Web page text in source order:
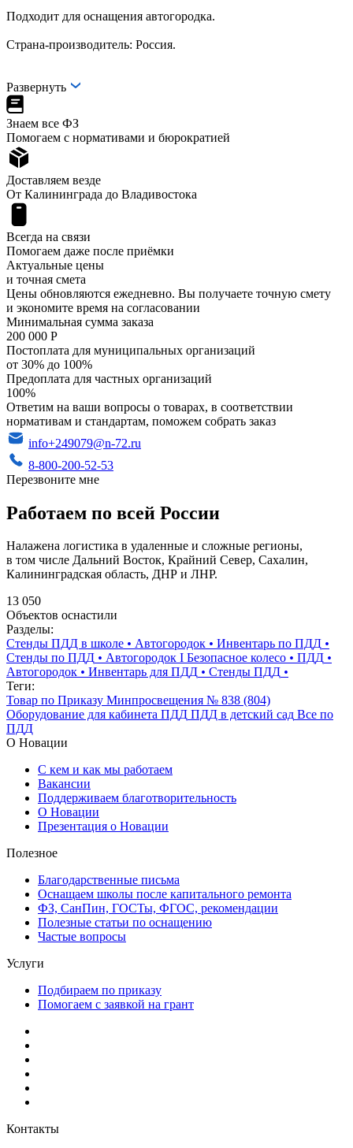
Подходит для оснащения автогородка.
Страна-производитель: Россия.
Развернуть
Знаем все ФЗ
Помогаем с нормативами и бюрократией
Доставляем везде
От Калининграда до Владивостока
Всегда на связи
Помогаем даже после приёмки
Актуальные цены
и точная смета
Цены обновляются ежедневно. Вы получаете точную смету
и экономите время на согласовании
Минимальная сумма заказа
200 000 Р
Постоплата для муниципальных организаций
от 30% до 100%
Предоплата для частных организаций
100%
Ответим на ваши вопросы о товарах, в соответствии
нормативам и стандартам, поможем собрать заказ
info+249079@n-72.ru
8-800-200-52-53
Перезвоните мне
Работаем по всей России
Налажена логистика в удаленные и сложные регионы,
в том числе Дальний Восток, Крайний Север, Сахалин,
Калининградская область, ДНР и ЛНР.
13 050
Объектов оснастили
Разделы:
Стенды ПДД в школе • Автогородок • Инвентарь по ПДД •
Стенды по ПДД • Автогородок I Безопасное колесо • ПДД •
Автогородок • Инвентарь для ПДД • Стенды ПДД •
Теги:
Товар по Приказу Минпросвещения № 838 (804)
Оборудование для кабинета ПДД ПДД в детский сад Все по
ПДД
О Новации
С кем и как мы работаем
Вакансии
Поддерживаем благотворительность
О Новации
Презентация о Новации
Полезное
Благодарственные письма
Оснащаем школы после капитального ремонта
ФЗ, СанПин, ГОСТы, ФГОС, рекомендации
Полезные статьи по оснащению
Частые вопросы
Услуги
Подбираем по приказу
Помогаем с заявкой на грант
Контакты